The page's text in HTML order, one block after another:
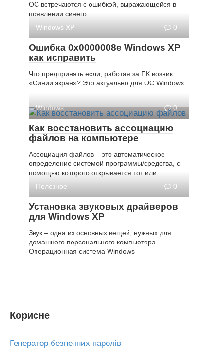
ОС встречаются с ошибкой, выражающейся в
появлении синего
Windows XP
0
Ошибка 0x0000008e Windows ХР
как исправить
Что предпринять если, работая за ПК возник
«Синий экран»? Это актуально для ОС Windows
Windows 0
Как восстановить ассоциацию
файлов на компьютере
Ассоциация файлов – это автоматическое
определение системой программы/средства, с
помощью которого открывается тот или
Полезное
0
Установка звуковых драйверов
для Windows XP
Звук – одна из основных вещей, нужных для
домашнего персонального компьютера.
Операционная система Windows
Корисне
Генератор безпечних паролів